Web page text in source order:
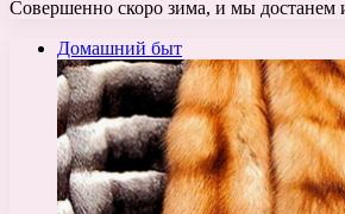
Совершенно скоро зима, и мы достанем
Домашний быт